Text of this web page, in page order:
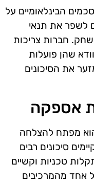
הבינלאומיים על
לשפר את תנאי
חברות צריכות
שהן פועלות
את הסיכונים
אספקה
מפתח להצלחה
סיכונים רבים
טכניות וקשיים
אחד מהמרכיבים